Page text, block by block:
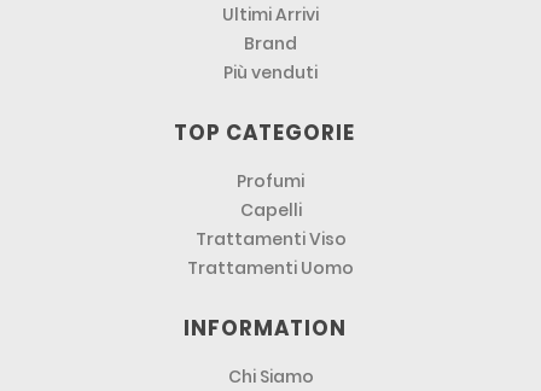
Ultimi Arrivi
Brand
Più venduti
TOP CATEGORIE
Profumi
Capelli
Trattamenti Viso
Trattamenti Uomo
INFORMATION
Chi Siamo